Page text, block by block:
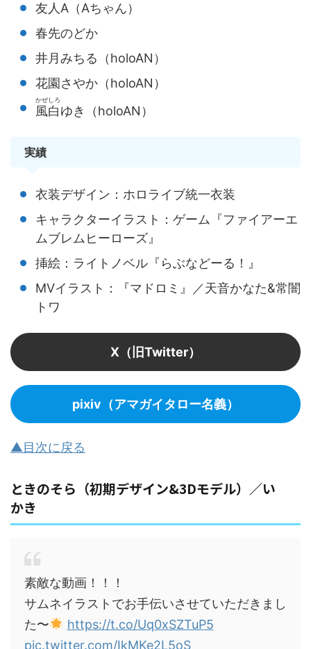
友人A（Aちゃん）
春先のどか
井月みちる（holoAN）
花園さやか（holoAN）
風白
かぜしろ
ゆき（holoAN）
実績
衣装デザイン：ホロライブ統一衣装
キャラクターイラスト：ゲーム『ファイアーエ
ムブレムヒーローズ』
挿絵：ライトノベル『らぶなどーる！』
MVイラスト：『マドロミ』／天音かなた&常闇
トワ
X（旧Twitter）
pixiv（アマガイタロー名義）
▲目次に戻る
ときのそら（初期デザイン&3Dモデル）／い
かき
素敵な動画！！！
サムネイラストでお手伝いさせていただきまし
た〜
https://t.co/Uq0xSZTuP5
pic.twitter.com/IkMKe2L5oS